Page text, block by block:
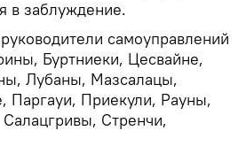
в заблуждение.
самоуправлений
Буртниеки, Цесвайне,
Лубаны, Мазсалацы,
Паргауи, Приекули, Рауны,
Стренчи,